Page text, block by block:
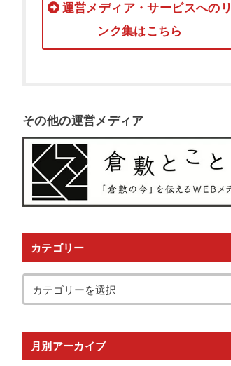
運営メディア・サービスへのリ
ンク集はこちら
その他の運営メディア
カテゴリー
月別アーカイブ